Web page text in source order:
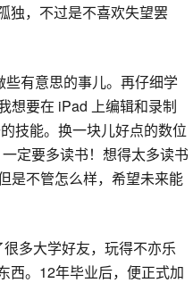
独，不过是不喜欢失望罢
有意思的事儿。再仔细学
想要在 iPad 上编辑和录制
技能。换一块儿好点的数位
定要多读书！想得太多读书
是不管怎么样，希望未来能
多大学好友，玩得不亦乐
西。12年毕业后，便正式加